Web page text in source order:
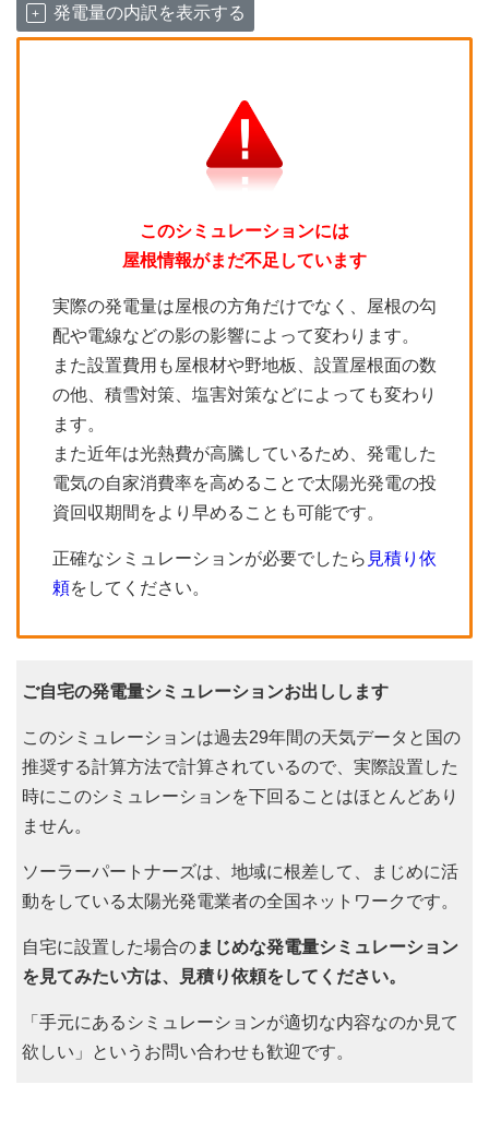
発電量の内訳を表示する
このシミュレーションには
屋根情報がまだ不足しています
実際の発電量は屋根の方角だけでなく、屋根の勾
配や電線などの影の影響によって変わります。
また設置費用も屋根材や野地板、設置屋根面の数
の他、積雪対策、塩害対策などによっても変わり
ます。
また近年は光熱費が高騰しているため、発電した
電気の自家消費率を高めることで太陽光発電の投
資回収期間をより早めることも可能です。
正確なシミュレーションが必要でしたら 見積り依
頼をしてください。
ご自宅の発電量シミュレーションお出しします
このシミュレーションは過去29年間の天気データと国の
推奨する計算方法で計算されているので、実際設置した
時にこのシミュレーションを下回ることはほとんどあり
ません。
ソーラーパートナーズは、地域に根差して、まじめに活
動をしている太陽光発電業者の全国ネットワークです。
自宅に設置した場合のまじめな発電量シミュレーション
を見てみたい方は、見積り依頼をしてください。
「手元にあるシミュレーションが適切な内容なのか見て
欲しい」というお問い合わせも歓迎です。